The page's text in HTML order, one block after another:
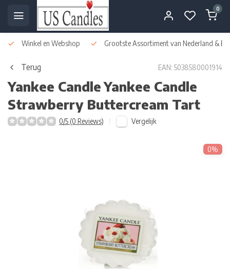
0
Winkel en Webshop Grootste Assortiment van Nederland &
Terug EAN: 5038580001914
Yankee CandleYankee Candle
Strawberry Buttercream Tart
0/5 (0 Reviews) Vergelijk
0%